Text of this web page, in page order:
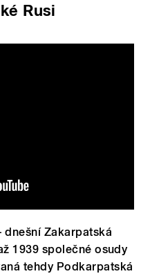
Rusi
dnešní Zakarpatská
1939 společné osudy
tehdy Podkarpatská